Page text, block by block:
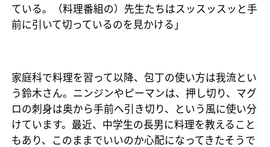
ている。（料理番組の）先生たちはスッスッスッと手
前に引いて切っているのを見かける」
家庭科で料理を習って以降、包丁の使い方は我流とい
う鈴木さん。ニンジンやピーマンは、押し切り、マグ
ロの刺身は奥から手前へ引き切り、という風に使い分
けています。最近、中学生の長男に料理を教えること
もあり、このままでいいのか心配になってきたそうで